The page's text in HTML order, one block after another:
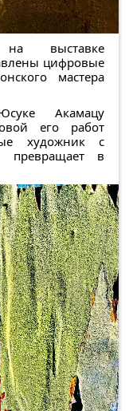
выставке
цифровые
мастера
Акамацу
его работ
художник с
в